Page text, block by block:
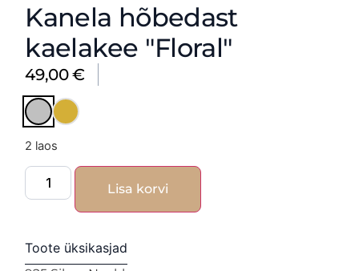
Kanela hõbedast
kaelakee "Floral"
49,00€
2 laos
Lisa korvi
Toote üksikasjad